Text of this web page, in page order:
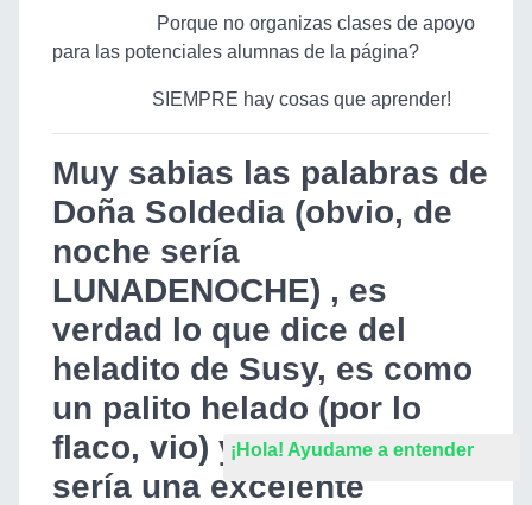
¡Hola! Ayudame a entender
Porque no organizas clases de apoyo
para las potenciales alumnas de la página?
SIEMPRE hay cosas que aprender!
Muy sabias las palabras de
Doña Soldedia (obvio, de
noche sería
LUNADENOCHE) , es
verdad lo que dice del
heladito de Susy, es como
un palito helado (por lo
flaco, vio) y no dudo que
sería una excelente